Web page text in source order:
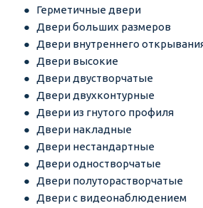
Герметичные двери
Двери больших размеров
Двери внутреннего
Двери высокие
Двери двустворчатые
Двери двухконтурные
Двери из гнутого профиля
Двери накладные
Двери нестандартные
Двери одностворчатые
Двери полуторастворчатые
Двери с видеонаблюдением